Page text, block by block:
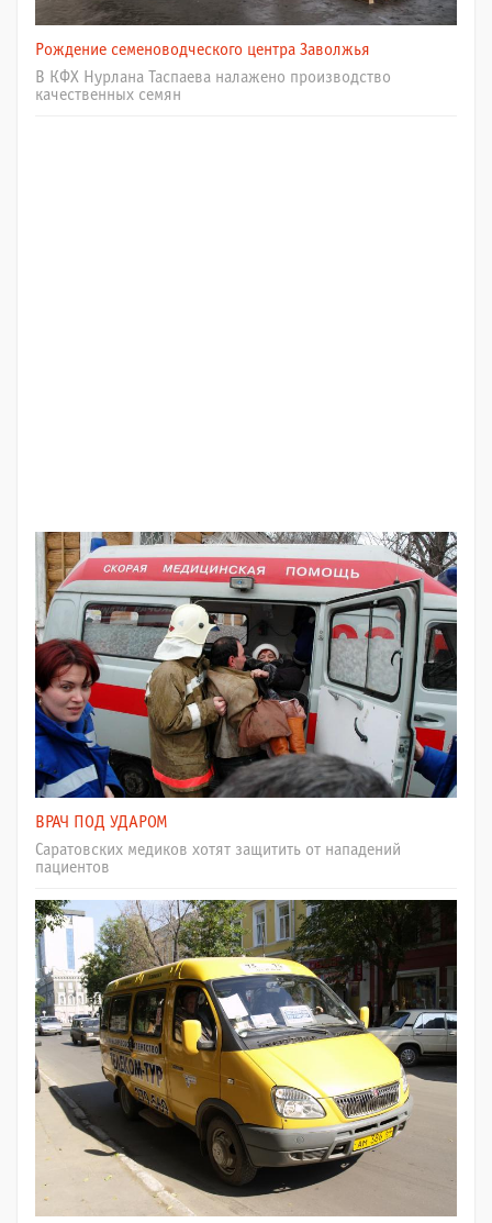
Рождение семеноводческого центра Заволжья
В КФХ Нурлана Таспаева налажено производство
качественных семян
ВРАЧ ПОД УДАРОМ
Саратовских медиков хотят защитить от нападений
пациентов